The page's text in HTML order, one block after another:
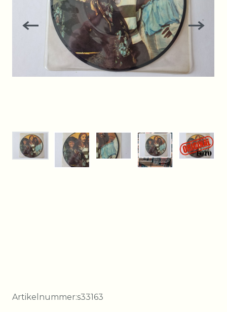
Artikelnummer:s33163